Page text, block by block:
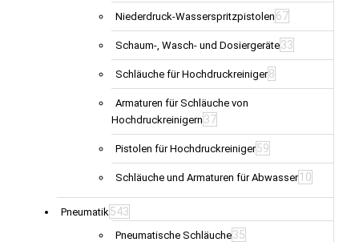
Niederdruck-Wasserspritzpistolen 67
Schaum-, Wasch- und Dosiergeräte33
Schläuche für Hochdruckreiniger8
Armaturen für Schläuche von
Hochdruckreinigern 37
Pistolen für Hochdruckreiniger59
Schläuche und Armaturen für Abwasser 10
Pneumatik 543
Pneumatische Schläuche35